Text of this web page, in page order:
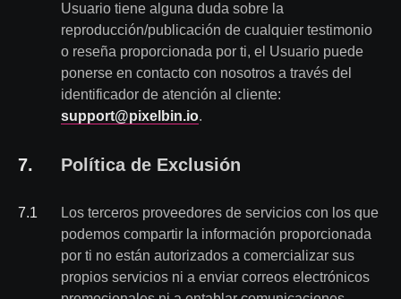
Usuario tiene alguna duda sobre la
reproducción/publicación de cualquier testimonio
o reseña proporcionada por ti, el Usuario puede
ponerse en contacto con nosotros a través del
identificador de atención al cliente:
support@pixelbin.io.
7. Política de Exclusión
7.1
Los terceros proveedores de servicios con los que
podemos compartir la información proporcionada
por ti no están autorizados a comercializar sus
propios servicios ni a enviar correos electrónicos